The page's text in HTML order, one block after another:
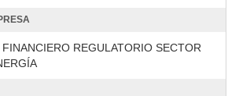
REGULATORIO SECTOR